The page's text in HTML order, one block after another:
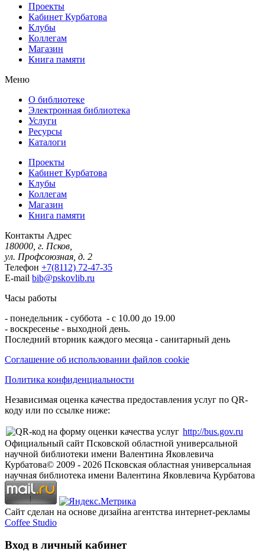
Проекты
Кабинет Курбатова
Клубы
Коллегам
Магазин
Книга памяти
Меню
О библиотеке
Электронная библиотека
Услуги
Ресурсы
Каталоги
Проекты
Кабинет Курбатова
Клубы
Коллегам
Магазин
Книга памяти
Контакты Адрес
180000, г. Псков,
ул. Профсоюзная, д. 2
Телефон +7(8112) 72-47-35
E-mail bib@pskovlib.ru
Часы работы
- понедельник - суббота - с 10.00 до 19.00
- воскресенье - выходной день.
Последний вторник каждого месяца - санитарный день
Соглашение об использовании файлов cookie
Политика конфиденциальности
Независимая оценка качества предоставления услуг по QR-
коду или по ссылке ниже:
http://bus.gov.ru
Официальный сайт Псковской областной универсальной
научной библиотеки имени Валентина Яковлевича
Курбатова© 2009 - 2026 Псковская областная универсальная
научная библиотека имени Валентина Яковлевича Курбатова
Сайт сделан на основе дизайна агентства интернет-рекламы
Coffee Studio
Вход в личный кабинет